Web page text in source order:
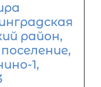
район,
1,